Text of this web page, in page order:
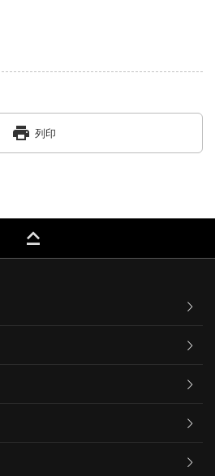
print 列印
keyboard_capslock